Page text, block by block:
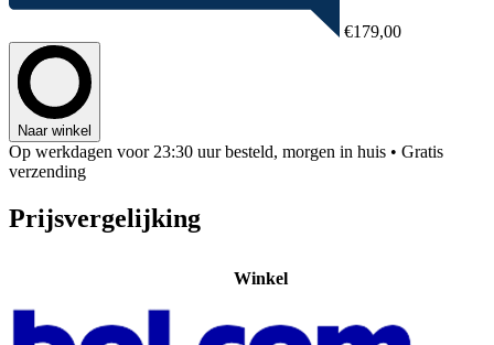
€179,00
Naar winkel
Op werkdagen voor 23:30 uur besteld, morgen in huis • Gratis
verzending
Prijsvergelijking
Winkel